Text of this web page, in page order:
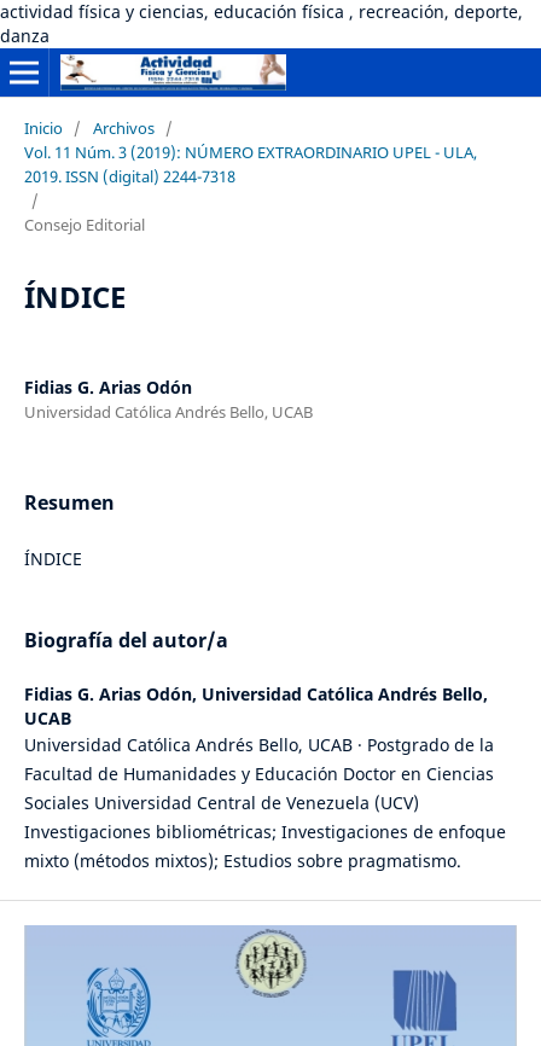
actividad física y ciencias, educación física , recreación, deporte,
danza
Inicio / Archivos /
Vol. 11 Núm. 3 (2019): NÚMERO EXTRAORDINARIO UPEL - ULA,
2019. ISSN (digital) 2244-7318
/
Consejo Editorial
ÍNDICE
Fidias G. Arias Odón
Universidad Católica Andrés Bello, UCAB
Resumen
ÍNDICE
Biografía del autor/a
Fidias G. Arias Odón, Universidad Católica Andrés Bello,
UCAB
Universidad Católica Andrés Bello, UCAB · Postgrado de la
Facultad de Humanidades y Educación Doctor en Ciencias
Sociales Universidad Central de Venezuela (UCV)
Investigaciones bibliométricas; Investigaciones de enfoque
mixto (métodos mixtos); Estudios sobre pragmatismo.